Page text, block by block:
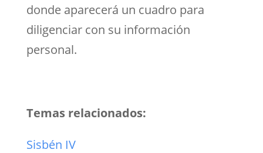
donde aparecerá un cuadro para
diligenciar con su información
personal.
Temas relacionados:
Sisbén IV